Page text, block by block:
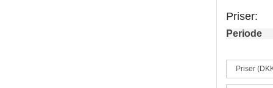
Priser:
Periode
Priser